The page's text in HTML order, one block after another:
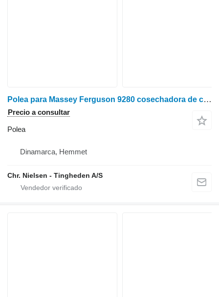
Polea para Massey Ferguson 9280 cosechadora de cereales
Precio a consultar
Polea
Dinamarca, Hemmet
Chr. Nielsen - Tingheden A/S